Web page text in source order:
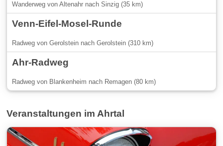
Wanderweg von Altenahr nach Sinzig (35 km)
Venn-Eifel-Mosel-Runde
Radweg von Gerolstein nach Gerolstein (310 km)
Ahr-Radweg
Radweg von Blankenheim nach Remagen (80 km)
Veranstaltungen im Ahrtal